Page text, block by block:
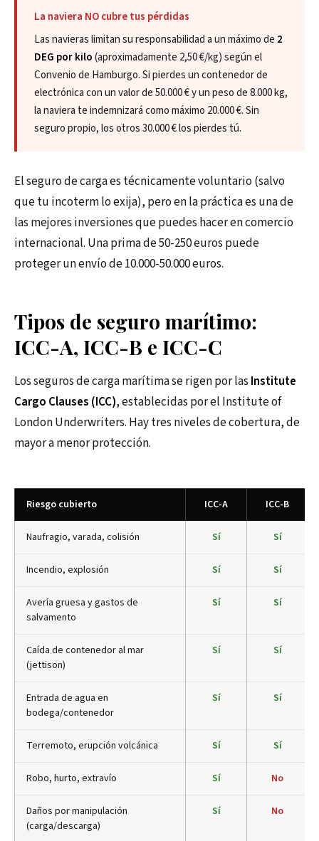
La naviera NO cubre tus pérdidas
Las navieras limitan su responsabilidad a un máximo de 2
DEG por kilo(aproximadamente 2,50 €/kg) según el
Convenio de Hamburgo. Si pierdes un contenedor de
electrónica con un valor de 50.000 € y un peso de 8.000 kg,
la naviera te indemnizará como máximo 20.000 €. Sin
seguro propio, los otros 30.000 € los pierdes tú.
El seguro de carga es técnicamente voluntario (salvo
que tu incoterm lo exija), pero en la práctica es una de
las mejores inversiones que puedes hacer en comercio
internacional. Una prima de 50-250 euros puede
proteger un envío de 10.000-50.000 euros.
Tipos de seguro marítimo:
ICC-A, ICC-B e ICC-C
Los seguros de carga marítima se rigen por las Institute
Cargo Clauses (ICC), establecidas por el Institute of
London Underwriters. Hay tres niveles de cobertura, de
mayor a menor protección.
Riesgo cubierto ICC-A ICC-B
Naufragio, varada, colisión Sí Sí
Incendio, explosión Sí Sí
Avería gruesa y gastos de
salvamento
Sí Sí
Caída de contenedor al mar
(jettison)
Sí Sí
Entrada de agua en
bodega/contenedor
Sí Sí
Terremoto, erupción volcánica Sí Sí
Robo, hurto, extravío Sí No
Daños por manipulación
(carga/descarga)
Sí No